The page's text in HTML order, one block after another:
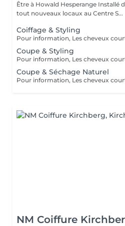
Être à Howald Hesperange Installé
tout nouveaux locaux au Centre S...
Coiffage & Styling
Coupe & Styling
Coupe & Séchage Naturel
NM Coiffure